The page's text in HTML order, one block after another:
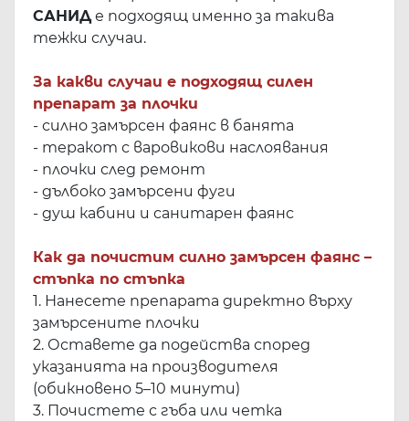
САНИДе подходящ именно за такива
тежки случаи.
За какви случаи е подходящ силен
препарат за плочки
- силно замърсен фаянс в банята
- теракот с варовикови наслоявания
- плочки след ремонт
- дълбоко замърсени фуги
- душ кабини и санитарен фаянс
Как да почистим силно замърсен фаянс –
стъпка по стъпка
1. Нанесете препарата директно върху
замърсените плочки
2. Оставете да подейства според
указанията на производителя
(обикновено 5–10 минути)
3. Почистете с гъба или четка